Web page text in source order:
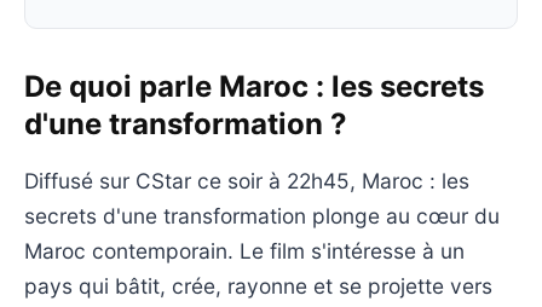
De quoi parle Maroc : les secrets
d'une transformation ?
Diffusé sur CStar ce soir à 22h45, Maroc : les
secrets d'une transformation plonge au cœur du
Maroc contemporain. Le film s'intéresse à un
pays qui bâtit, crée, rayonne et se projette vers